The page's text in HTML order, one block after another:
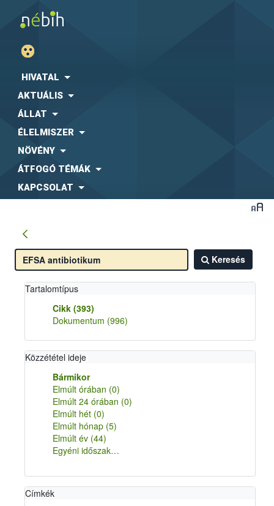
HIVATAL
AKTUÁLIS
ÁLLAT
ÉLELMISZER
NÖVÉNY
ÁTFOGÓ TÉMÁK
KAPCSOLAT
Keresés
Tartalomtípus
Cikk (393)
Dokumentum (996)
Közzététel ideje
Bármikor
Elmúlt órában (0)
Elmúlt 24 órában (0)
Elmúlt hét (0)
Elmúlt hónap (5)
Elmúlt év (44)
Egyéni időszak…
Címkék